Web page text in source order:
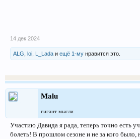
14 дек 2024
ALG loi L_Lada и ещё 1-му нравится это.
Malu
гигант мысли
Участию Давида я рада, теперь точно есть
болеть! В прошлом сезоне и не за кого было,